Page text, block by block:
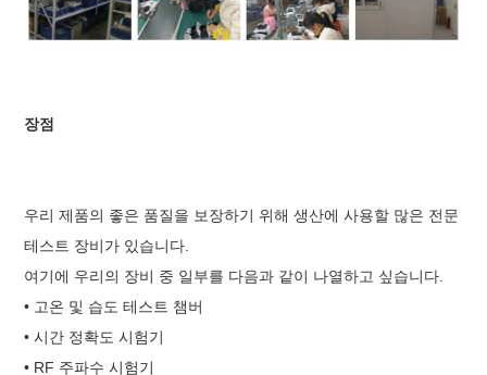
장점
우리 제품의 좋은 품질을 보장하기 위해 생산에 사용할 많은 전문
테스트 장비가 있습니다.
여기에 우리의 장비 중 일부를 다음과 같이 나열하고 싶습니다.
• 고온 및 습도 테스트 챔버
• 시간 정확도 시험기
• RF 주파수 시험기